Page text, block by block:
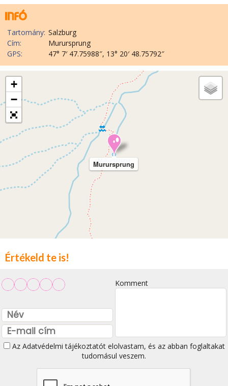
Tartomány: Salzburg
Cím:
Murursprung
GPS:
47° 7′ 47.75988″, 13° 20′ 48.75792″
Murursprung
+
−
Értékeld te is!
Komment
Az Adatvédelmi tájékoztatótelolvastam, és az abban foglaltakat
tudomásul veszem.